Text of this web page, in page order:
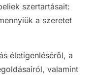
szertartásait:
a szeretet
életigenléséről, a
valamint